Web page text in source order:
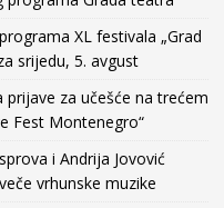
XL festivala „Grad
srijedu, 5. avgust
prijave za učešće na trećem
Fest Montenegro“
i Andrija Jovović
vrhunske muzike